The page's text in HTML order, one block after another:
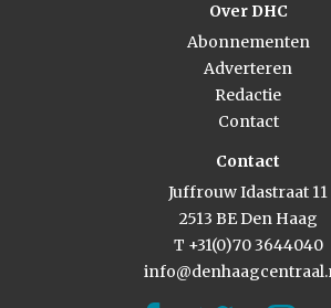
Over DHC
Abonnementen
Adverteren
Redactie
Contact
Contact
Juffrouw Idastraat 11
2513 BE Den Haag
T +31(0)70 3644040